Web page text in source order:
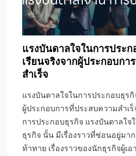
แรงบันดาลใจในการประ
เรียนจริงจากผู้ประกอบกา
สำเร็จ
แรงบันดาลใจในการประกอบธุรกิ
ผู้ประกอบการที่ประสบความสำเ
การประกอบธุรกิจ แรงบันดาลใจ
ธุรกิจ นั้น มีเรื่องราวที่ซ่อนอยู่มา
ท้าทาย เรื่องราวของนักธุรกิจผู้เ